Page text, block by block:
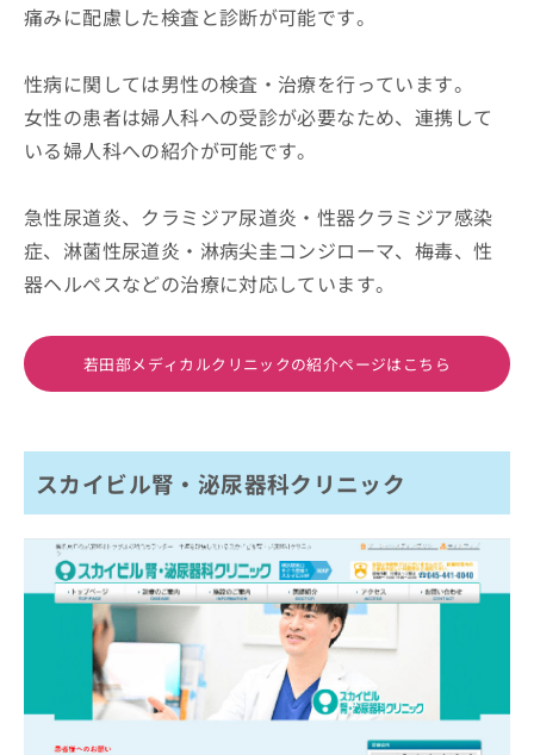
痛みに配慮した検査と診断が可能です。
性病に関しては男性の検査・治療を行っています。
女性の患者は婦人科への受診が必要なため、連携して
いる婦人科への紹介が可能です。
急性尿道炎、クラミジア尿道炎・性器クラミジア感染
症、淋菌性尿道炎・淋病尖圭コンジローマ、梅毒、性
器ヘルペスなどの治療に対応しています。
若田部メディカルクリニックの紹介ページはこちら
スカイビル腎・泌尿器科クリニック